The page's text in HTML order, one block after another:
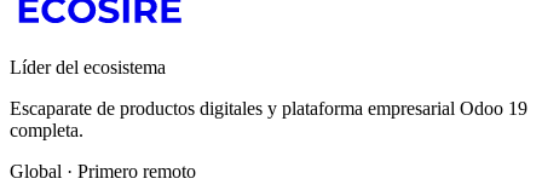
Líder del ecosistema
Escaparate de productos digitales y plataforma empresarial Odoo 19
completa.
Global · Primero remoto